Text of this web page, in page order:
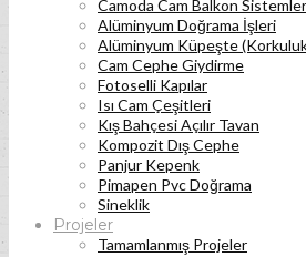
Camoda Cam Balkon Sistemler
Alüminyum Doğrama İşleri
Alüminyum Küpeşte
Cam Cephe Giydirme
Fotoselli Kapılar
Isı Cam Çeşitleri
Kış Bahçesi Açılır Tavan
Kompozit Dış Cephe
Panjur Kepenk
Pimapen Pvc Doğrama
Sineklik
Projeler
Tamamlanmış Projeler